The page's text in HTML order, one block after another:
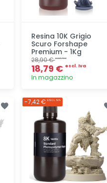
Resina 10K Grigio
Scuro Forshape
Premium - 1Kg
28,90 €escl. Iva
18,79 € escl. Iva
In magazzino
-7,42 € ESCL. IVA